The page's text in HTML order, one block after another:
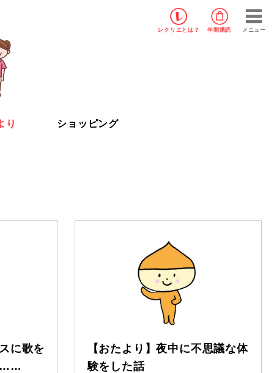
レクリエ とは？ 年間購読 メニュー
り ショッピング
に歌を
……
【おたより】夜中に不思議な体
験をした話